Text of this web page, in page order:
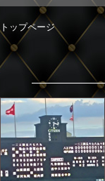
トップページ